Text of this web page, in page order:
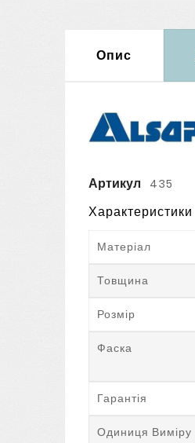
Опис
Артикул 435
Характеристики
Матеріал
Товщина
Розмір
Фаска
Гарантія
Одиниця Виміру